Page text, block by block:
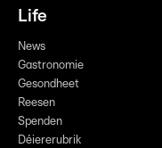
Life
News
Gastronomie
Gesondheet
Reesen
Spenden
Déiererubrik